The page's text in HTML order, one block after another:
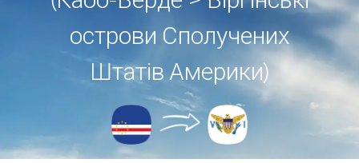
острови Сполучених
Штатів Америки)